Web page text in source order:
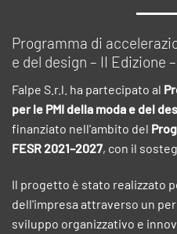
Programma di
e del design – II Edizione
Falpe S.r.l. ha partecipato al
per le PMI della moda e del
finanziato nell'ambito del
FESR 2021–2027, con il
Il progetto è stato realizzato
dell'impresa attraverso un
sviluppo organizzativo e